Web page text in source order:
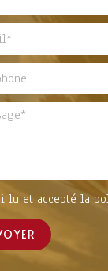
lu et accepté la